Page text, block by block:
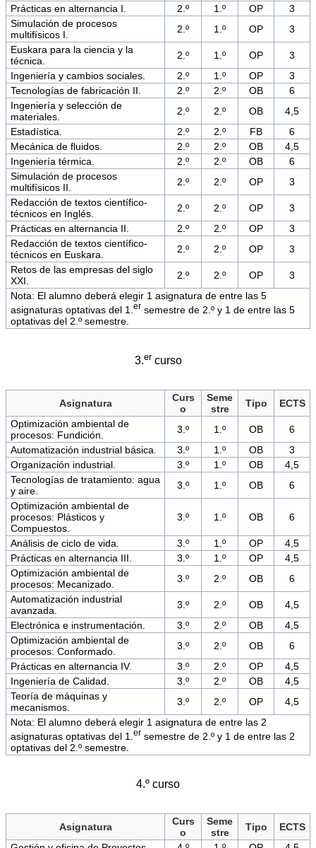
Prácticas en alternancia I.
2.º 1.º OP
3
Simulación de procesos
multifísicos I.
2.º 1.º OP
3
Euskara para la ciencia y la
técnica.
2.º 1.º OP
3
Ingeniería y cambios sociales.
2.º 1.º OP
3
Tecnologías de fabricación II.
2.º 2.º OB
6
Ingeniería y selección de
materiales.
2.º 2.º OB
4,5
Estadística.
2.º 2.º FB
6
Mecánica de fluidos.
2.º 2.º OB
4,5
Ingeniería térmica.
2.º 2.º OB
6
Simulación de procesos
multifísicos II.
2.º 2.º OP
3
Redacción de textos científico-
técnicos en Inglés.
2.º 2.º OP
3
Prácticas en alternancia II.
2.º 2.º OP
3
Redacción de textos científico-
técnicos en Euskara.
2.º 2.º OP
3
Retos de las empresas del siglo
XXI.
2.º 2.º OP
3
Nota: El alumno deberá elegir 1 asignatura de entre las 5
asignaturas optativas del 1. er semestre de 2.º y 1 de entre las 5
optativas del 2.º semestre.
3.er curso
Asignatura
Curs
o
Seme
stre
Tipo
ECTS
Optimización ambiental de
procesos: Fundición.
3.º 1.º OB
6
Automatización industrial básica.
3.º 1.º OB
3
Organización industrial.
3.º 1.º OB
4,5
Tecnologías de tratamiento: agua
y aire.
3.º 1.º OB
6
Optimización ambiental de
procesos: Plásticos y
Compuestos.
3.º 1.º OB 6
Análisis de ciclo de vida. 3.º 1.º OP
4,5
Prácticas en alternancia III.
3.º 1.º OP
4,5
Optimización ambiental de
procesos: Mecanizado.
3.º 2.º OB
6
Automatización industrial
avanzada.
3.º 2.º OB
4,5
Electrónica e instrumentación.
3.º 2.º OB
4,5
Optimización ambiental de
procesos: Conformado.
3.º 2.º OB
6
Prácticas en alternancia IV.
3.º 2.º OP
4,5
Ingeniería de Calidad.
3.º 2.º OB
4,5
Teoría de máquinas y
mecanismos.
3.º 2.º OP
4,5
Nota: El alumno deberá elegir 1 asignatura de entre las 2
asignaturas optativas del 1. er semestre de 2.º y 1 de entre las 2
optativas del 2.º semestre.
4.º curso
Asignatura
Curs
o
Seme
stre
Tipo
ECTS